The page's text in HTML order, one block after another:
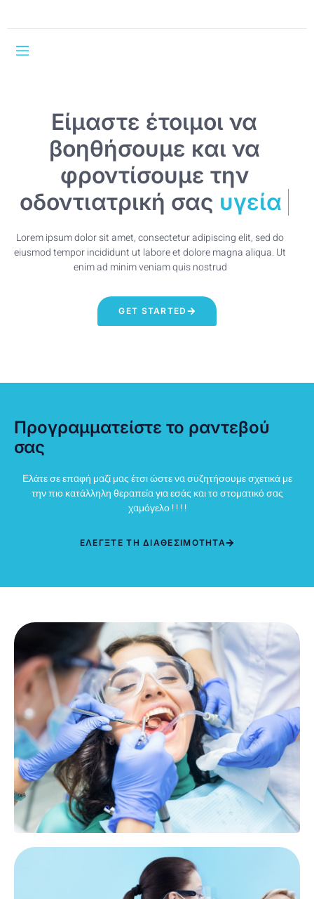
Είμαστε έτοιμοι να
βοηθήσουμε και να
φροντίσουμε την
οδοντιατρική σας
Lorem ipsum dolor sit amet, consectetur adipiscing elit, sed do
eiusmod tempor incididunt ut labore et dolore magna aliqua. Ut
enim ad minim veniam quis nostrud
GET STARTED
Προγραμματείστε το ραντεβού
σας
Ελάτε σε επαφή μαζί μας έτσι ώστε να συζητήσουμε σχετικά με
την πιο κατάλληλη θεραπεία για εσάς και το στοματικό σας
χαμόγελο ! ! ! !
ΕΛΈΓΞΤΕ ΤΗ ΔΙΑΘΕΣΙΜΟΤΗΤΑ